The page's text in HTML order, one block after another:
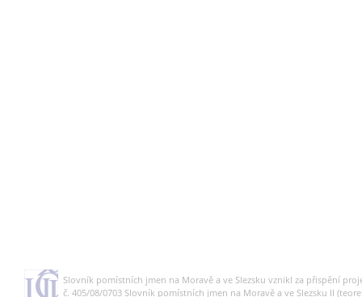
Slovník pomístních jmen na Moravě a ve Slezsku vznikl za přispění
č. 405/08/0703 Slovník pomístních jmen na Moravě a ve Slezsku II